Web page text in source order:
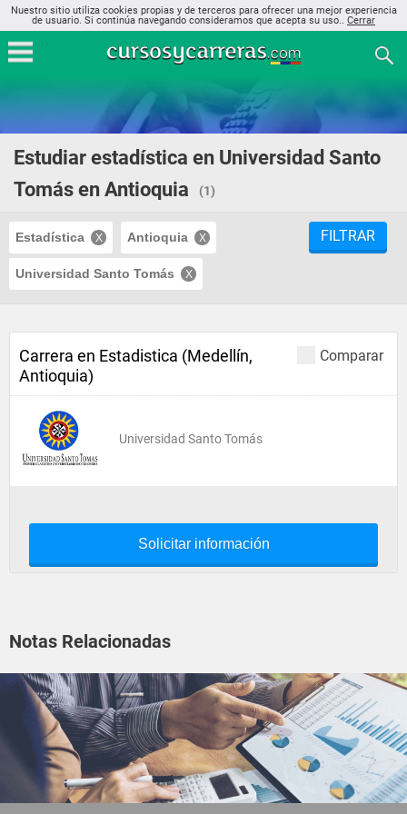
Nuestro sitio utiliza cookies propias y de terceros para ofrecer una mejor experiencia
de usuario. Si continúa navegando consideramos que acepta su uso.. Cerrar
Estudiar estadística en Universidad Santo
Tomás en Antioquia
(1)
Estadística Antioquia
Universidad Santo Tomás
FILTRAR
Comparar
Carrera en Estadistica (Medellín,
Antioquia)
Universidad Santo Tomás
Solicitar información
Notas Relacionadas